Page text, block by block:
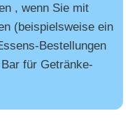
, wenn Sie mit
(beispielsweise ein
Bestellungen
für Getränke-